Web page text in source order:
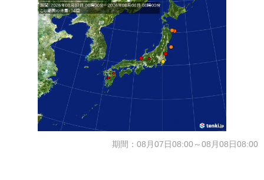
期間：08月07日08:00～08月08日08:00